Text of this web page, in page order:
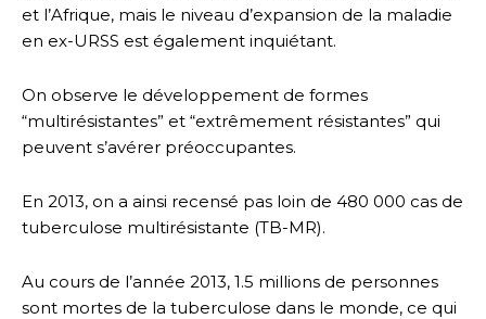
et l’Afrique, mais le niveau d’expansion de la maladie
en ex-URSS est également inquiétant.
On observe le développement de formes
“multirésistantes” et “extrêmement résistantes” qui
peuvent s’avérer préoccupantes.
En 2013, on a ainsi recensé pas loin de 480 000 cas de
tuberculose multirésistante (TB-MR).
Au cours de l’année 2013, 1.5 millions de personnes
sont mortes de la tuberculose dans le monde, ce qui